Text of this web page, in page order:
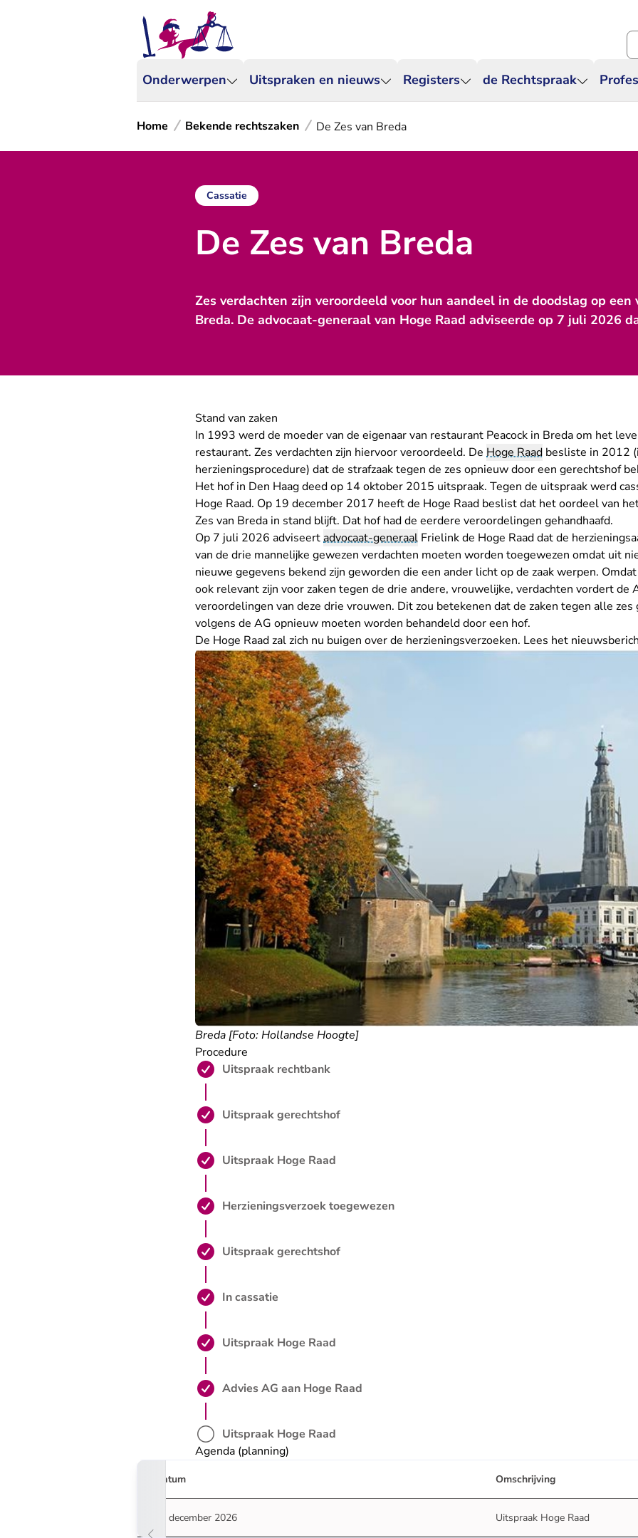
Onderwerpen Uitspraken en nieuws Registers de Rechtspraak
Home Bekende rechtszaken De Zes van Breda
Cassatie
De Zes van Breda
Zes verdachten zijn veroordeeld voor hun aandeel in de doodslag op
Breda. De advocaat-generaal van Hoge Raad adviseerde op 7 juli 2026
Stand van zaken
In 1993 werd de moeder van de eigenaar van restaurant Peacock in Breda om het
restaurant. Zes verdachten zijn hiervoor veroordeeld. De Hoge Raad besliste in 2012
herzieningsprocedure) dat de strafzaak tegen de zes opnieuw door een gerechtshof
Het hof in Den Haag deed op 14 oktober 2015 uitspraak. Tegen de uitspraak werd
Hoge Raad. Op 19 december 2017 heeft de Hoge Raad beslist dat het oordeel van
Zes van Breda in stand blijft. Dat hof had de eerdere veroordelingen gehandhaafd.
Op 7 juli 2026 adviseertadvocaat-generaal Frielink de Hoge Raad dat de
van de drie mannelijke gewezen verdachten moeten worden toegewezen omdat uit
nieuwe gegevens bekend zijn geworden die een ander licht op de zaak werpen.
ook relevant zijn voor zaken tegen de drie andere, vrouwelijke, verdachten vordert de
veroordelingen van deze drie vrouwen. Dit zou betekenen dat de zaken tegen alle zes
volgens de AG opnieuw moeten worden behandeld door een hof.
De Hoge Raad zal zich nu buigen over de herzieningsverzoeken. Lees het
Breda [Foto: Hollandse Hoogte]
Procedure
Stap 1 is voltooid:
Uitspraak rechtbank
Stap 2 is voltooid:
Uitspraak gerechtshof
Stap 3 is voltooid:
Uitspraak Hoge Raad
Stap 4 is voltooid:
Herzieningsverzoek toegewezen
Stap 5 is voltooid:
Uitspraak gerechtshof
Stap 6 is voltooid:
In cassatie
Stap 7 is voltooid:
Uitspraak Hoge Raad
Stap 8 is voltooid:
Advies AG aan Hoge Raad
Stap 9 is nog niet in uitvoering:
Uitspraak Hoge Raad
Agenda (planning)
Datum Omschrijving
15 december 2026 Uitspraak Hoge Raad